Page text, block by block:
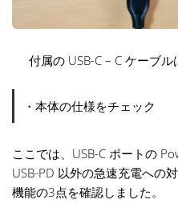
付属の USB-C – C ケーブ
・本体の仕様をチェック
ここでは、USB-C ポートの
USB-PD 以外の急速充電への
機能の3点を確認しました。